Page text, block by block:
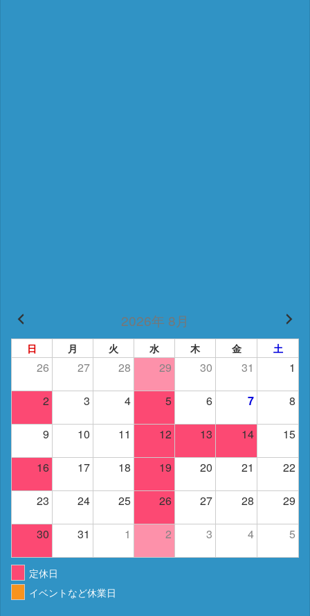
2026年 8月
日 月 火 水 木 金 土
26 27 28 29 30 31 1
2 3 4 5 6 7 8
9 10 11 12 13 14 15
16 17 18 19 20 21 22
23 24 25 26 27 28 29
30 31 1 2 3 4 5
定休日
イベントなど休業日